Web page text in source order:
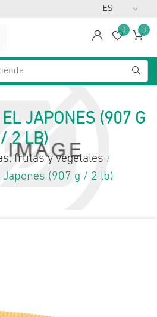
spanLista
0 0
JAPONES (907 G
/ 2 LB)
frutas y vegetales /
(907 g / 2 lb)